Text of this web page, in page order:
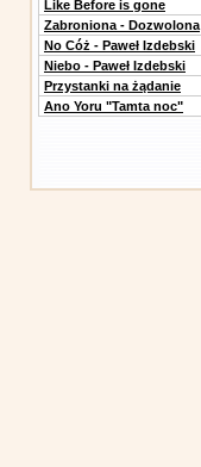
Like Before is gone
Zabroniona - Dozwolona
No Cóż - Paweł Izdebski
Niebo - Paweł Izdebski
Przystanki na żądanie
Ano Yoru "Tamta noc"